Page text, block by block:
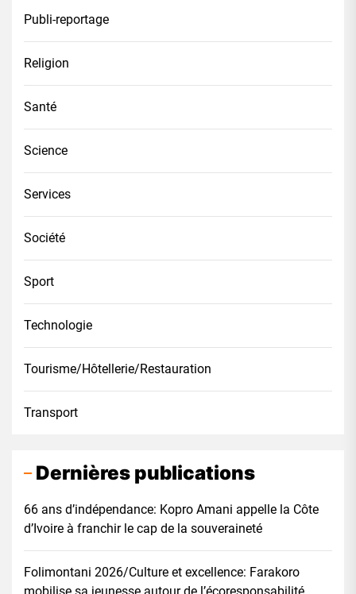
Publi-reportage
Religion
Santé
Science
Services
Société
Sport
Technologie
Tourisme/Hôtellerie/Restauration
Transport
Dernières publications
66 ans d’indépendance: Kopro Amani appelle la Côte
d’Ivoire à franchir le cap de la souveraineté
Folimontani 2026/Culture et excellence: Farakoro